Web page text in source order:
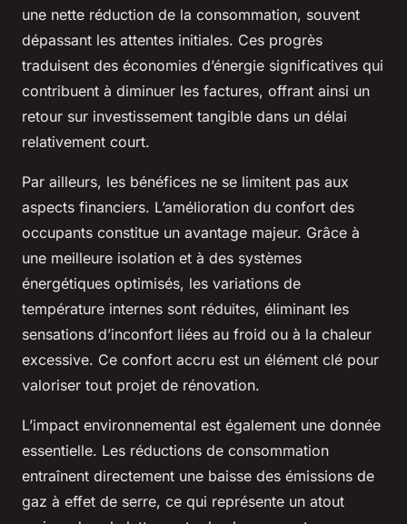
une nette réduction de la consommation, souvent
dépassant les attentes initiales. Ces progrès
traduisent des économies d’énergie significatives qui
contribuent à diminuer les factures, offrant ainsi un
retour sur investissement tangible dans un délai
relativement court.
Par ailleurs, les bénéfices ne se limitent pas aux
aspects financiers. L’amélioration du confort des
occupants constitue un avantage majeur. Grâce à
une meilleure isolation et à des systèmes
énergétiques optimisés, les variations de
température internes sont réduites, éliminant les
sensations d’inconfort liées au froid ou à la chaleur
excessive. Ce confort accru est un élément clé pour
valoriser tout projet de rénovation.
L’impact environnemental est également une donnée
essentielle. Les réductions de consommation
entraînent directement une baisse des émissions de
gaz à effet de serre, ce qui représente un atout